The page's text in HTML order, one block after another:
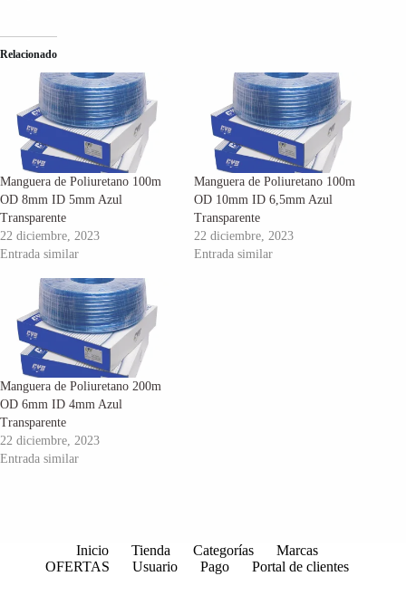
Relacionado
Manguera de Poliuretano 100m
OD 8mm ID 5mm Azul
Transparente
22 diciembre, 2023
Entrada similar
Manguera de Poliuretano 100m
OD 10mm ID 6,5mm Azul
Transparente
22 diciembre, 2023
Entrada similar
Manguera de Poliuretano 200m
OD 6mm ID 4mm Azul
Transparente
22 diciembre, 2023
Entrada similar
Inicio Tienda Categorías
Marcas
OFERTAS
Usuario Pago Portal de clientes